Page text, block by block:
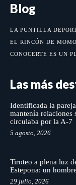
Blog
LA PUNTILLA
EL RINCÓN DE MOMO
CONOCERTE ES UN
Las más
Identificada la
mantenía relaciones
circulaba por la A-7
5 agosto, 2026
Tiroteo a plena luz
Estepona: un
29 julio, 2026